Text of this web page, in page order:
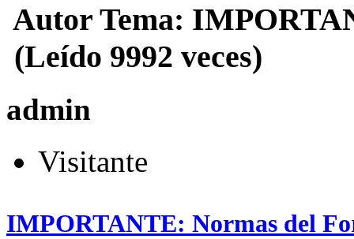
Autor Tema:
(Leído 9992 veces)
admin
Visitante
IMPORTANTE: Normas del